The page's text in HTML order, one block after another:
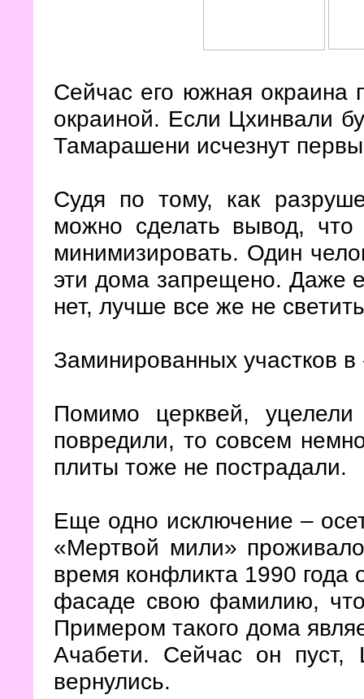
Сейчас его южная окраина
окраиной. Если Цхинвали
Тамарашени исчезнут
Судя по тому, как
можно сделать вывод,
минимизировать. Один
эти дома запрещено. Даже
нет, лучше все же не
Заминированных участков
Помимо церквей,
повредили, то совсем
плиты тоже не пострадали.
Еще одно исключение –
«Мертвой мили»
время конфликта 1990 года
фасаде свою фамилию,
Примером такого дома
Ачабети. Сейчас он пуст,
вернулись.